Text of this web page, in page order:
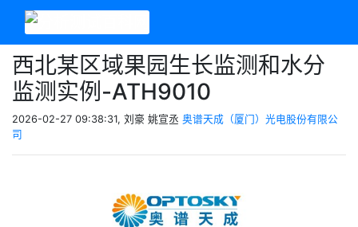
西北某区域果园生长监测和水分
监测实例-ATH9010
2026-02-27 09:38:31, 刘豪 姚宣丞 奥谱天成（厦门）光电股份有限公
司